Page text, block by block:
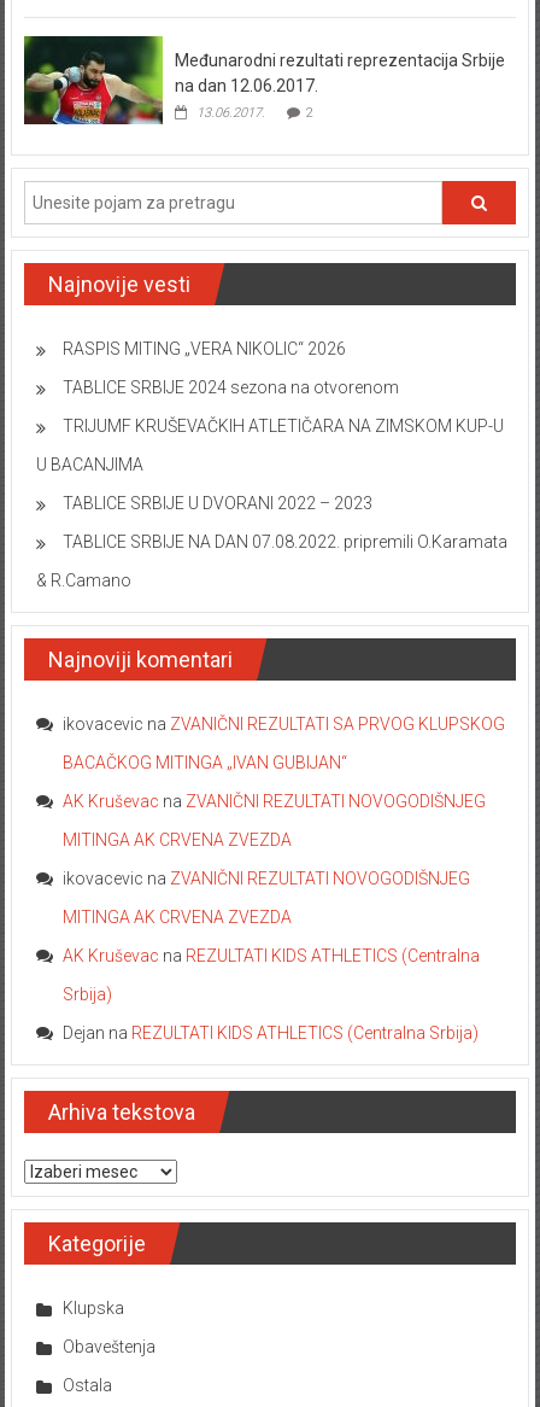
Međunarodni rezultati reprezentacija Srbije
na dan 12.06.2017.
13.06.2017. 2
Najnovije vesti
RASPIS MITING „VERA NIKOLIC“ 2026
TABLICE SRBIJE 2024 sezona na otvorenom
TRIJUMF KRUŠEVAČKIH ATLETIČARA NA ZIMSKOM KUP-U
U BACANJIMA
TABLICE SRBIJE U DVORANI 2022 – 2023
TABLICE SRBIJE NA DAN 07.08.2022. pripremili O.Karamata
& R.Camano
Najnoviji komentari
ikovacevic na ZVANIČNI REZULTATI SA PRVOG KLUPSKOG
BACAČKOG MITINGA „IVAN GUBIJAN“
AK Kruševac na ZVANIČNI REZULTATI NOVOGODIŠNJEG
MITINGA AK CRVENA ZVEZDA
ikovacevic na ZVANIČNI REZULTATI NOVOGODIŠNJEG
MITINGA AK CRVENA ZVEZDA
AK Kruševac na REZULTATI KIDS ATHLETICS (Centralna
Srbija)
Dejan na REZULTATI KIDS ATHLETICS (Centralna Srbija)
Arhiva tekstova
Arhiva tekstova
Kategorije
Klupska
Obaveštenja
Ostala